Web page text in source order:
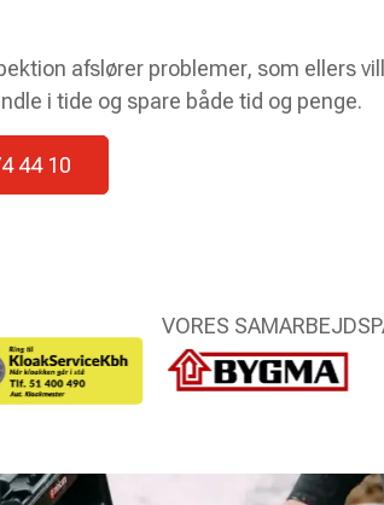
afslører problemer, som ellers
i tide og spare både tid og penge.
44 10
VORES